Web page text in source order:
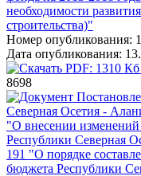
необходимости
строительства)"
Номер опубликования:
Дата опубликования:
PDF: 1310 Кб
8698
Северная Осетия -
"О внесении изменений
Республики Северная
191 "О порядке
бюджета Республики